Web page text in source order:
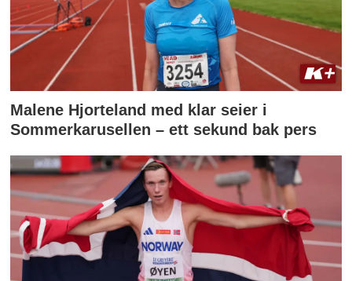
Malene Hjorteland med klar seier i
Sommerkarusellen – ett sekund bak pers